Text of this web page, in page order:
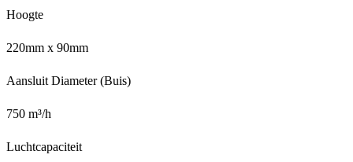
Hoogte
220mm x 90mm
Aansluit Diameter (Buis)
750 m³/h
Luchtcapaciteit